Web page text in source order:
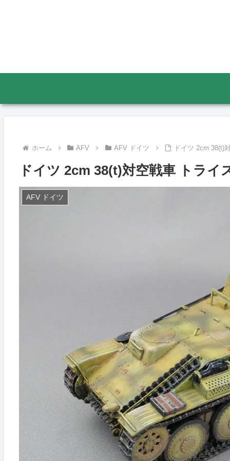
ホーム AFV AFV ドイツ ドイツ 2cm 38(t)
ドイツ 2cm 38(t)対空戦車 トライ
AFV ドイツ